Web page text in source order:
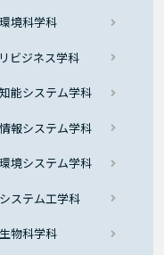
境科学科
ビジネス学科
能システム学科
報システム学科
境システム学科
ステム工学科
物科学科